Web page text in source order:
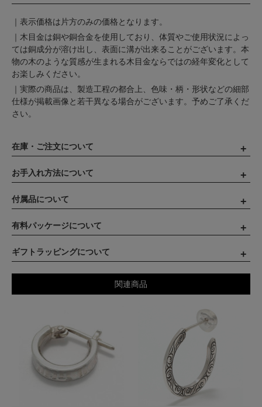
｜表示価格は片方のみの価格となります。
｜木目金は銅や銅合金を使用しており、体質やご使用状況によっ
ては銅成分が溶け出し、表面に溝が出来ることがございます。本
物の木のような質感が生まれる木目金ならではの経年変化として
お楽しみください。
｜実際の商品は、製造工程の都合上、色味・柄・形状などの細部
仕様が掲載画像と若干異なる場合がございます。予めご了承くだ
さい。
在庫・ご注文について
お手入れ方法について
付属品について
有料パッケージについて
ギフトラッピングについて
関連商品